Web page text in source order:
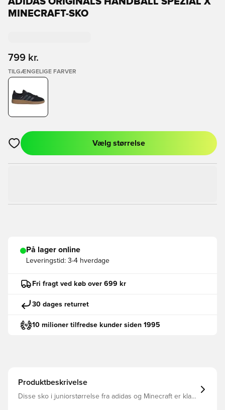
MINECRAFT-SKO
799 kr.
TILGÆNGELIGE FARVER
Åbner en Modal til at logge ind eller tilmelde dig som medlem
Vælg størrelse
På lager online
Leveringstid: 3-4 hverdage
Fri fragt ved køb over 699 kr
30 dages returret
10 milioner tilfredse kunder siden 1995
Produktbeskrivelse
Disse sko i juniorstørrelse fra adidas og Minecraft er klar